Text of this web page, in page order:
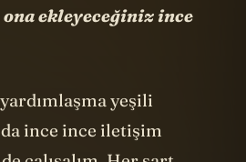
ona ekleyeceğiniz ince
yeşili
ince ince iletişim